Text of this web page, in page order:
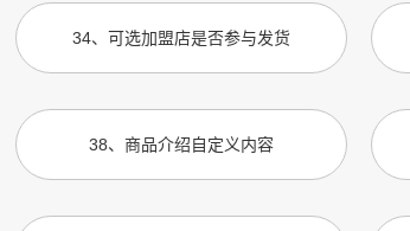
34、 可选加盟店是否参与发货
38、 商品介绍自定义内容